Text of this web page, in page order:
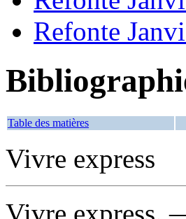
Refonte
Table des matières
Vivre express
Vivre express.